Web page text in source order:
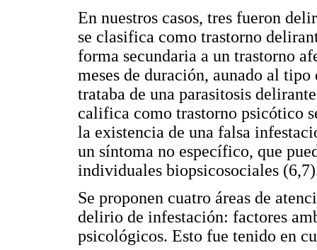
En nuestros casos, tres fueron
se clasifica como trastorno
forma secundaria a un trastorno
meses de duración, aunado al
trataba de una parasitosis
califica como trastorno psicótico
la existencia de una falsa
un síntoma no específico, que
individuales biopsicosociales
Se proponen cuatro áreas de
delirio de infestación: factores
psicológicos. Esto fue tenido en